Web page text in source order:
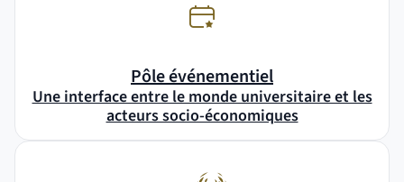
Pôle événementiel
Une interface entre le monde universitaire et les
acteurs socio-économiques